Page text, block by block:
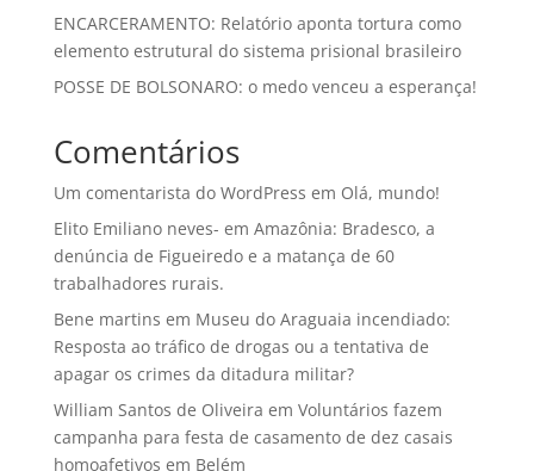
ENCARCERAMENTO: Relatório aponta tortura como
elemento estrutural do sistema prisional brasileiro
POSSE DE BOLSONARO: o medo venceu a esperança!
Comentários
Um comentarista do WordPress em Olá, mundo!
Elito Emiliano neves- em Amazônia: Bradesco, a
denúncia de Figueiredo e a matança de 60
trabalhadores rurais.
Bene martins em Museu do Araguaia incendiado:
Resposta ao tráfico de drogas ou a tentativa de
apagar os crimes da ditadura militar?
William Santos de Oliveira em Voluntários fazem
campanha para festa de casamento de dez casais
homoafetivos em Belém